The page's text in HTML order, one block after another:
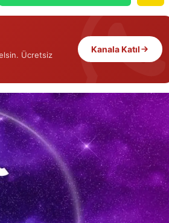
Ücretsiz
Kanala Katıl
Hradec Kralove
0-1 Golü kim attı?
Toygar
hangi
müziklerini
Tür...